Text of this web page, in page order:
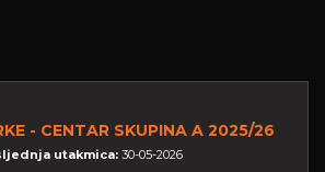
- CENTAR SKUPINA A 2025/26
utakmica: 30-05-2026